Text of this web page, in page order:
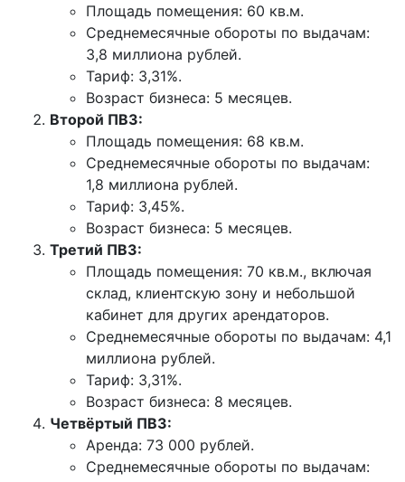
Площадь помещения: 60 кв.м.
Среднемесячные обороты по выдачам:
3,8 миллиона рублей.
Тариф: 3,31%.
Возраст бизнеса: 5 месяцев.
Второй ПВЗ:
Площадь помещения: 68 кв.м.
Среднемесячные обороты по выдачам:
1,8 миллиона рублей.
Тариф: 3,45%.
Возраст бизнеса: 5 месяцев.
Третий ПВЗ:
Площадь помещения: 70 кв.м., включая
склад, клиентскую зону и небольшой
кабинет для других арендаторов.
Среднемесячные обороты по выдачам: 4,1
миллиона рублей.
Тариф: 3,31%.
Возраст бизнеса: 8 месяцев.
Четвёртый ПВЗ:
Аренда: 73 000 рублей.
Среднемесячные обороты по выдачам: